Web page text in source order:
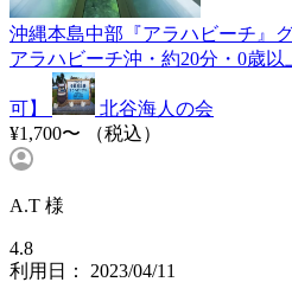
沖縄本島中部『アラハビーチ』
アラハビーチ沖・約20分・0歳
可】
北谷海人の会
¥1,700〜
（税込）
A.T 様
4.8
利用日： 2023/04/11